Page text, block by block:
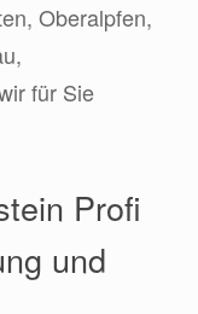
Oberalpfen,
für Sie
Profi
und